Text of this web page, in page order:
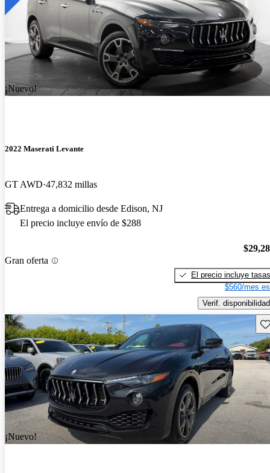
¡Nuevo!
2022 Maserati Levante
GT AWD 47,832 millas
Entrega a domicilio desde Edison, NJ
El precio incluye envío de $288
Gran oferta
El precio incluye tasas
$560/mes
Verif. disponibilidad
¡Nuevo!